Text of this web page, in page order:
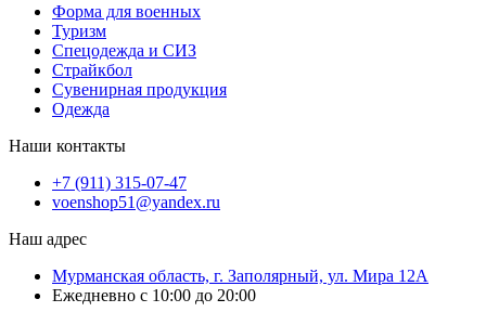
Форма для военных
Туризм
Спецодежда и СИЗ
Страйкбол
Сувенирная продукция
Одежда
Наши контакты
+7 (911) 315-07-47
voenshop51@yandex.ru
Наш адрес
Мурманская область, г. Заполярный, ул. Мира 12А
Ежедневно с 10:00 до 20:00